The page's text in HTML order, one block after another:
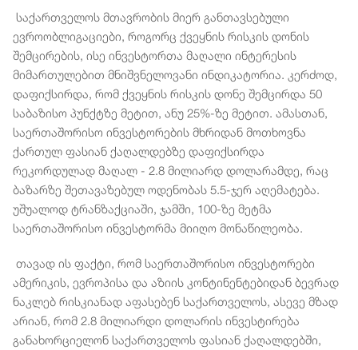
საქართველოს მთავრობის მიერ განთავსებული
ევროობლიგაციები, როგორც ქვეყნის რისკის დონის
შემცირების, ისე ინვესტორთა მაღალი ინტერესის
მიმართულებით მნიშვნელოვანი ინდიკატორია. კერძოდ,
დაფიქსირდა, რომ ქვეყნის რისკის დონე შემცირდა 50
საბაზისო პუნქტზე მეტით, ანუ 25%-ზე მეტით. ამასთან,
საერთაშორისო ინვესტორების მხრიდან მოთხოვნა
ქართულ ფასიან ქაღალდებზე დაფიქსირდა
რეკორდულად მაღალ - 2.8 მილიარდ დოლარამდე, რაც
ბაზარზე შეთავაზებულ ოდენობას 5.5-ჯერ აღემატება.
უშუალოდ ტრანზაქციაში, ჯამში, 100-ზე მეტმა
საერთაშორისო ინვესტორმა მიიღო მონაწილეობა.
თავად ის ფაქტი, რომ საერთაშორისო ინვესტორები
ამერიკის, ევროპისა და აზიის კონტინენტებიდან ბევრად
ნაკლებ რისკიანად აფასებენ საქართველოს, ასევე მზად
არიან, რომ 2.8 მილიარდი დოლარის ინვესტირება
განახორციელონ საქართველოს ფასიან ქაღალდებში,